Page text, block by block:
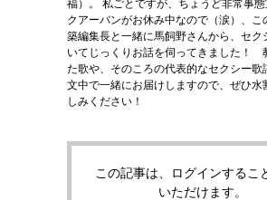
福）。 私ごとですが、ちょうど非常事
クアーバンがお休み中なので（涙）、こ
築編集長と一緒に馬飼野さんから、セク
いてじっくりお話を伺ってきました！
た歌や、そのころの代表的なセクシー歌
文中で一緒にお届けしますので、ぜひ水
しみください！
この記事は、ログインするこ
いただけます。